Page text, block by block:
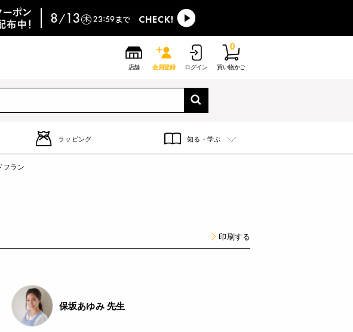
店舗 会員登録 ログイン 買い物かご
0
ラッピング 知る・学ぶ
ラン
印刷する
保坂あゆみ 先生